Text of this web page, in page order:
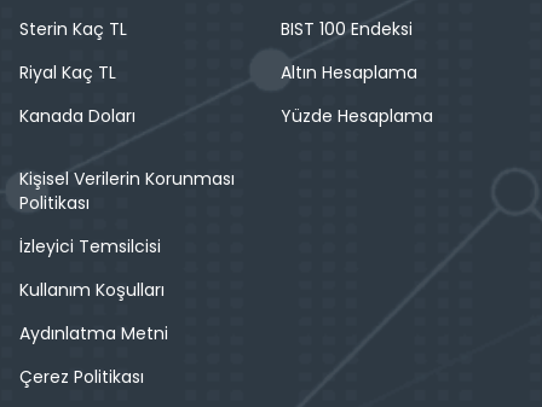
Sterin Kaç TL
Riyal Kaç TL
Kanada Doları
BIST 100 Endeksi
Altın Hesaplama
Yüzde Hesaplama
Kişisel Verilerin Korunması
Politikası
İzleyici Temsilcisi
Kullanım Koşulları
Aydınlatma Metni
Çerez Politikası